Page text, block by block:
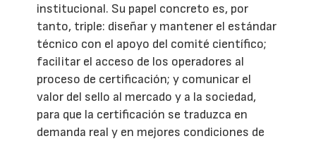
institucional. Su papel concreto es, por
tanto, triple: diseñar y mantener el estándar
técnico con el apoyo del comité científico;
facilitar el acceso de los operadores al
proceso de certificación; y comunicar el
valor del sello al mercado y a la sociedad,
para que la certificación se traduzca en
demanda real y en mejores condiciones de